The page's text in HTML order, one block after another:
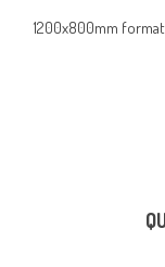
1200x800mm